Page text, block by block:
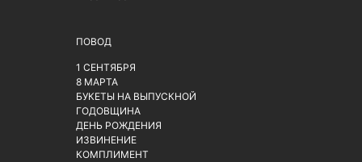
ПОВОД
1 СЕНТЯБРЯ
8 МАРТА
БУКЕТЫ НА ВЫПУСКНОЙ
ГОДОВЩИНА
ДЕНЬ РОЖДЕНИЯ
ИЗВИНЕНИЕ
КОМПЛИМЕНТ